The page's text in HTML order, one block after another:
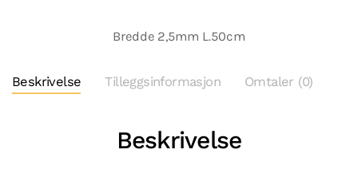
Bredde 2,5mm L.50cm
Beskrivelse Tilleggsinformasjon Omtaler (0)
Beskrivelse